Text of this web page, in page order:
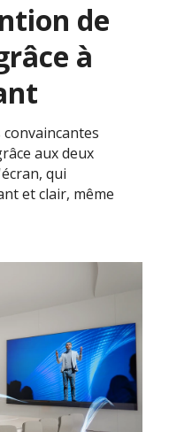
de
à
aux deux
qui
et clair, même